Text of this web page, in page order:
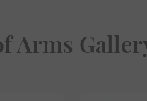
Arms